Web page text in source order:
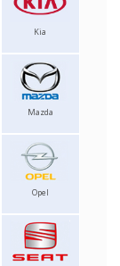
Kia
Mazda
Opel